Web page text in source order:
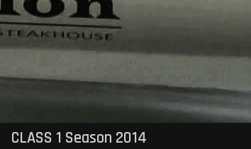
CLASS 1 Season 2014